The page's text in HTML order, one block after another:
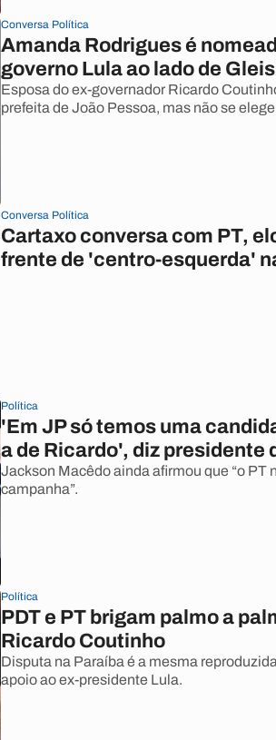
Conversa Política
Amanda Rodrigues é
governo Lula ao lado de
Esposa do ex-governador Ricardo
prefeita de João Pessoa, mas não se
Conversa Política
Cartaxo conversa com PT,
frente de 'centro-esquerda'
Política
'Em JP só temos uma
a de Ricardo', diz presidente
Jackson Macêdo ainda afirmou que “o PT
campanha”.
Política
PDT e PT brigam palmo a
Ricardo Coutinho
Disputa na Paraíba é a mesma
apoio ao ex-presidente Lula.